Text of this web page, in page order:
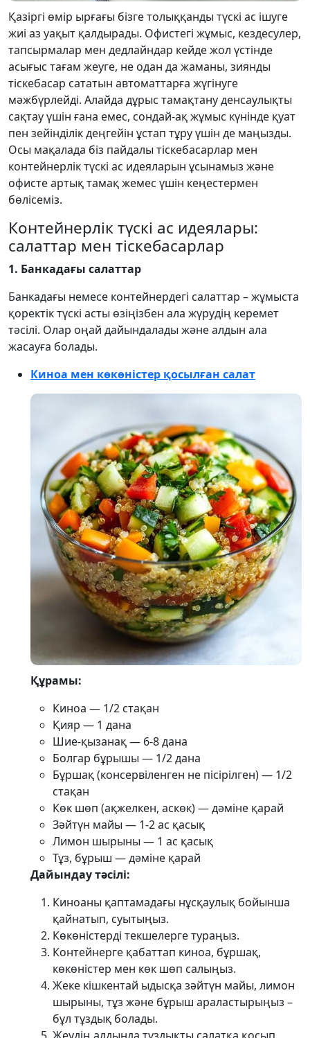
Қазіргі өмір ырғағы бізге толыққанды түскі ас ішуге
жиі аз уақыт қалдырады. Офистегі жұмыс, кездесулер,
тапсырмалар мен дедлайндар кейде жол үстінде
асығыс тағам жеуге, не одан да жаманы, зиянды
тіскебасар сататын автоматтарға жүгінуге
мәжбүрлейді. Алайда дұрыс тамақтану денсаулықты
сақтау үшін ғана емес, сондай-ақ жұмыс күнінде қуат
пен зейінділік деңгейін ұстап тұру үшін де маңызды.
Осы мақалада біз пайдалы тіскебасарлар мен
контейнерлік түскі ас идеяларын ұсынамыз және
офисте артық тамақ жемес үшін кеңестермен
бөлісеміз.
Контейнерлік түскі ас идеялары:
салаттар мен тіскебасарлар
1. Банкадағы салаттар
Банкадағы немесе контейнердегі салаттар – жұмыста
қоректік түскі асты өзіңізбен ала жүрудің керемет
тәсілі. Олар оңай дайындалады және алдын ала
жасауға болады.
Киноа мен көкөністер қосылған салат
Құрамы:
Киноа — 1/2 стақан
Қияр — 1 дана
Шие-қызанақ — 6-8 дана
Болгар бұрышы — 1/2 дана
Бұршақ (консервіленген не пісірілген) — 1/2
стақан
Көк шөп (ақжелкен, аскөк) — дәміне қарай
Зәйтүн майы — 1-2 ас қасық
Лимон шырыны — 1 ас қасық
Тұз, бұрыш — дәміне қарай
Дайындау тәсілі:
Киноаны қаптамадағы нұсқаулық бойынша
қайнатып, суытыңыз.
Көкөністерді текшелерге тураңыз.
Контейнерге қабаттап киноа, бұршақ,
көкөністер мен көк шөп салыңыз.
Жеке кішкентай ыдысқа зәйтүн майы, лимон
шырыны, тұз және бұрыш араластырыңыз –
бұл тұздық болады.